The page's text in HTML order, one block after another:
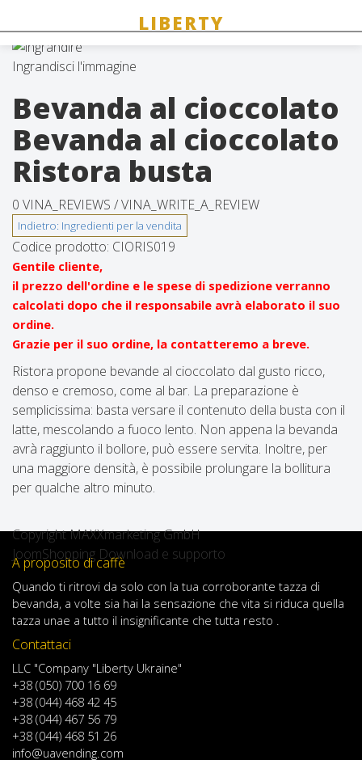
Ingrandisci l'immagine
Bevanda al cioccolato
Bevanda al cioccolato
Ristora busta
0 VINA_REVIEWS /VINA_WRITE_A_REVIEW
Codice prodotto: CIORIS019
Gentile cliente,
il prezzo dell'ordine e le spese di spedizione verranno
calcolati dopo che il responsabile avrà elaborato il suo
ordine.
Grazie per il suo ordine, la contatteremo a breve.
Ristora propone bevande al cioccolato dal gusto ricco,
denso e cremoso, come al bar. La preparazione è
semplicissima: basta versare il contenuto della busta con il
latte, mescolando a fuoco lento. Non appena la bevanda
avrà raggiunto il bollore, può essere servita. Inoltre, per
una maggiore densità, è possibile prolungare la bollitura
per qualche altro minuto.
Copyright MAXXmarketing GmbH
JoomShopping Download e supporto
A proposito di caffè
Quando ti ritrovi da solo con la tua corroborante tazza di
bevanda, a volte sia hai la sensazione che vita si riduca quella
tazza unae a tutto il insignificante che tutta resto .
Contattaci
LLC "Company "Liberty Ukraine"
+38 (050) 700 16 69
+38 (044) 468 42 45
+38 (044) 467 56 79
+38 (044) 468 51 26
info@uavending.com